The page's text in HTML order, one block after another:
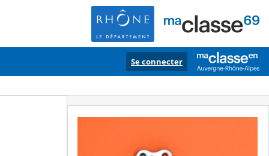
Se connecter